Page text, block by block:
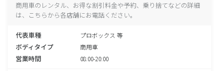
商用車のレンタル、お得な割引料金や予約、乗り捨てなどの詳細
は、こちらから各店舗にお電話ください。
代表車種 プロボックス 等
ボディタイプ 商用車
営業時間 08:00-20:00